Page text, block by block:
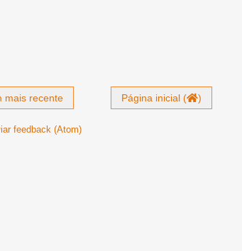
mais recente Página inicial ( )
feedback (Atom)